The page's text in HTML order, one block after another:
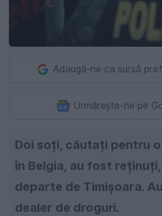
Adaugă-ne ca sursă
Urmărește-ne pe
Doi soți, căutați pentru
în Belgia, au fost
departe de Timișoara.
dealer de droguri.